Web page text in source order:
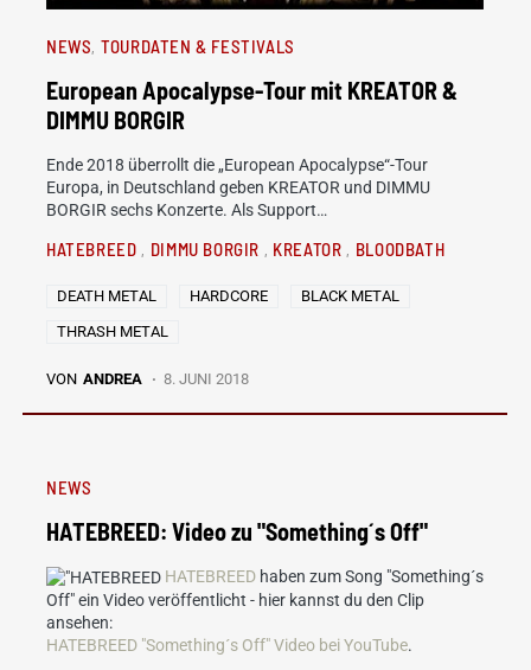
NEWS TOURDATEN & FESTIVALS
European Apocalypse-Tour mit KREATOR &
DIMMU BORGIR
Ende 2018 überrollt die „European Apocalypse“-Tour
Europa, in Deutschland geben KREATOR und DIMMU
BORGIR sechs Konzerte. Als Support…
HATEBREED DIMMU BORGIR KREATOR BLOODBATH
DEATH METAL HARDCORE
BLACK METAL
THRASH METAL
VON ANDREA 8. JUNI 2018
NEWS
HATEBREED: Video zu "Something´s Off"
HATEBREED haben zum Song "Something´s
Off" ein Video veröffentlicht - hier kannst du den Clip
ansehen:
HATEBREED "Something´s Off" Video bei YouTube.